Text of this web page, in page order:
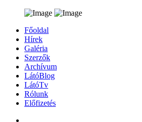
Főoldal
Hírek
Galéria
Szerzők
Archívum
LátóBlog
LátóTv
Rólunk
Előfizetés